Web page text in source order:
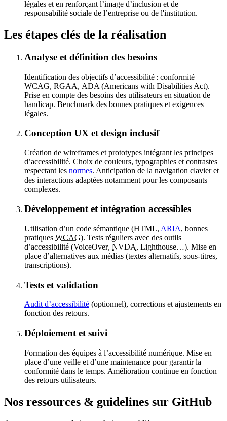
légales et en renforçant l’image d’inclusion et de
responsabilité sociale de l’entreprise ou de l'institution.
Les étapes clés de la réalisation
Analyse et définition des besoins
Identification des objectifs d’accessibilité : conformité
WCAG, RGAA, ADA (Americans with Disabilities Act).
Prise en compte des besoins des utilisateurs en situation de
handicap. Benchmark des bonnes pratiques et exigences
légales.
Conception UX et design inclusif
Création de wireframes et prototypes intégrant les principes
d’accessibilité. Choix de couleurs, typographies et contrastes
respectant les normes. Anticipation de la navigation clavier et
des interactions adaptées notamment pour les composants
complexes.
Développement et intégration accessibles
Utilisation d’un code sémantique (HTML, ARIA, bonnes
pratiques WCAG). Tests réguliers avec des outils
d’accessibilité (VoiceOver, NVDA, Lighthouse…). Mise en
place d’alternatives aux médias (textes alternatifs, sous-titres,
transcriptions).
Tests et validation
Audit d’accessibilité (optionnel), corrections et ajustements en
fonction des retours.
Déploiement et suivi
Formation des équipes à l’accessibilité numérique. Mise en
place d’une veille et d’une maintenance pour garantir la
conformité dans le temps. Amélioration continue en fonction
des retours utilisateurs.
Nos ressources & guidelines sur GitHub